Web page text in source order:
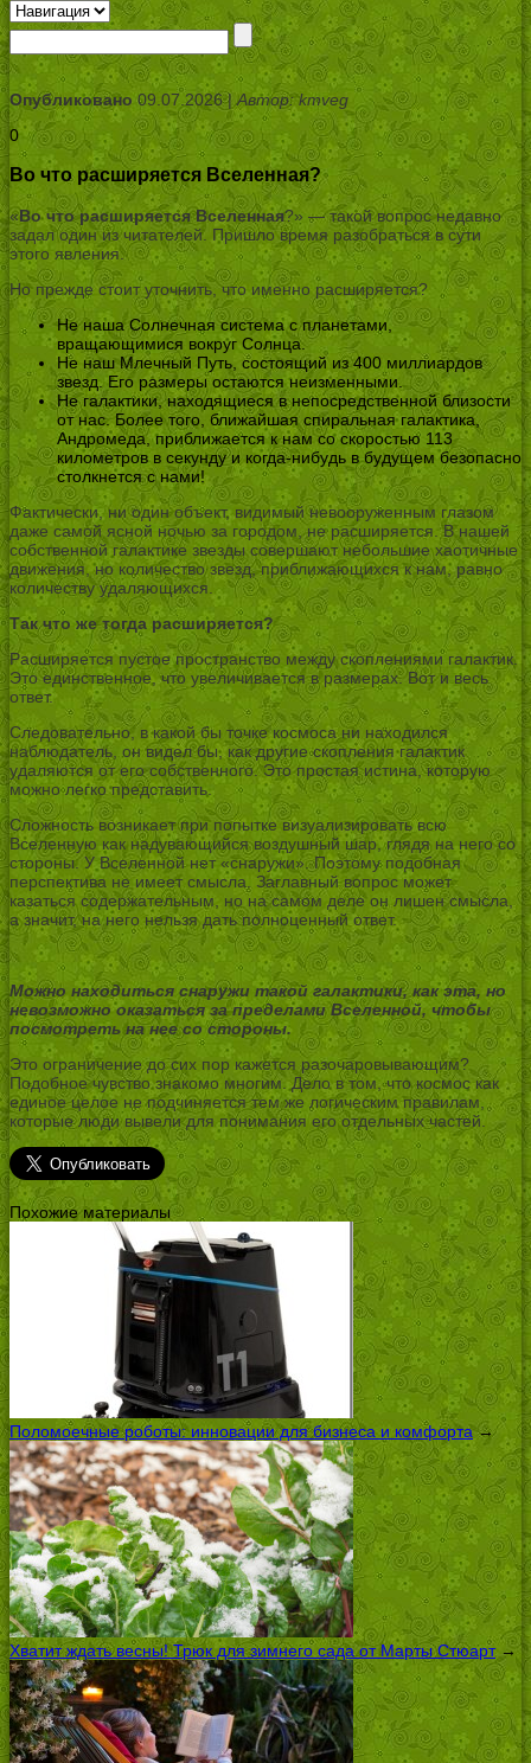
Опубликовано09.07.2026 |Автор: kmveg
0
Во что расширяется Вселенная?
«Во что расширяется Вселенная?» — такой вопрос недавно
задал один из читателей. Пришло время разобраться в сути
этого явления.
Но прежде стоит уточнить, что именно расширяется?
Не наша Солнечная система с планетами,
вращающимися вокруг Солнца.
Не наш Млечный Путь, состоящий из 400 миллиардов
звезд. Его размеры остаются неизменными.
Не галактики, находящиеся в непосредственной близости
от нас. Более того, ближайшая спиральная галактика,
Андромеда, приближается к нам со скоростью 113
километров в секунду и когда-нибудь в будущем безопасно
столкнется с нами!
Фактически, ни один объект, видимый невооруженным глазом
даже самой ясной ночью за городом, не расширяется. В нашей
собственной галактике звезды совершают небольшие хаотичные
движения, но количество звезд, приближающихся к нам, равно
количеству удаляющихся.
Так что же тогда расширяется?
Расширяется пустое пространство между скоплениями галактик.
Это единственное, что увеличивается в размерах. Вот и весь
ответ.
Следовательно, в какой бы точке космоса ни находился
наблюдатель, он видел бы, как другие скопления галактик
удаляются от его собственного. Это простая истина, которую
можно легко представить.
Сложность возникает при попытке визуализировать всю
Вселенную как надувающийся воздушный шар, глядя на него со
стороны. У Вселенной нет «снаружи». Поэтому подобная
перспектива не имеет смысла. Заглавный вопрос может
казаться содержательным, но на самом деле он лишен смысла,
а значит, на него нельзя дать полноценный ответ.
Можно находиться снаружи такой галактики, как эта, но
невозможно оказаться за пределами Вселенной, чтобы
посмотреть на нее со стороны.
Это ограничение до сих пор кажется разочаровывающим?
Подобное чувство знакомо многим. Дело в том, что космос как
единое целое не подчиняется тем же логическим правилам,
которые люди вывели для понимания его отдельных частей.
Похожие материалы
Поломоечные роботы: инновации для бизнеса и комфорта→
Хватит ждать весны! Трюк для зимнего сада от Марты Стюарт→